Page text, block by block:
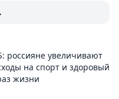
россияне увеличивают
на спорт и здоровый
жизни